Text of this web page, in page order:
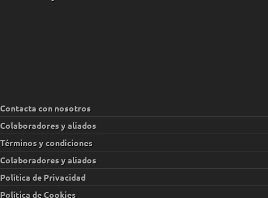
Contacta con nosotros
Colaboradores y aliados
Términos y condiciones
Colaboradores y aliados
Política de Privacidad
Política de Cookies